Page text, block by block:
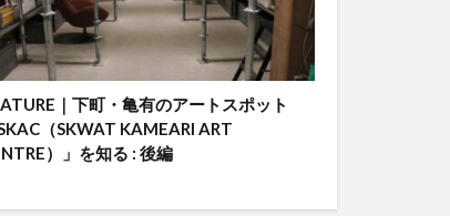
｜下町・亀有のアートスポット
SKAC（SKWAT KAMEARI ART
）」を知る : 後編